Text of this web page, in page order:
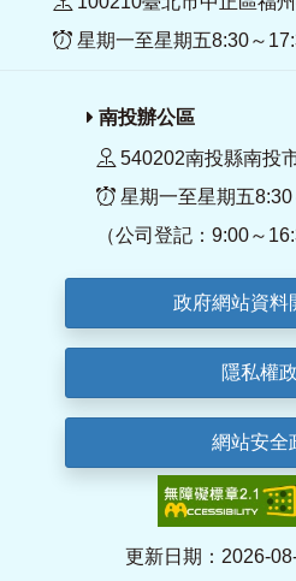
星期一至星期五8:30～
南投辦公區
540202南投縣南投
星期一至星期五
（公司登記：9:00～
政府網站資料
隱私權
網站安全
更新日期：2026-